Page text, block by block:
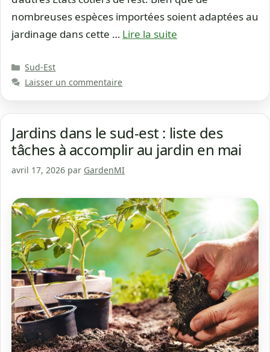
nombreuses espèces importées soient adaptées au
jardinage dans cette … Lire la suite
Catégories
Sud-Est
Laisser un commentaire
Jardins dans le sud-est : liste des
tâches à accomplir au jardin en mai
avril 17, 2026 par GardenMI